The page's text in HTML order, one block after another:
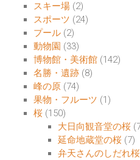
スキー場 (2)
スポーツ (24)
プール (2)
動物園 (33)
博物館・美術館 (142)
名勝・遺跡 (8)
峰の原 (74)
果物・フルーツ (1)
桜 (150)
大日向観音堂の桜
延命地蔵堂の桜 (7)
弁天さんのしだれ桜